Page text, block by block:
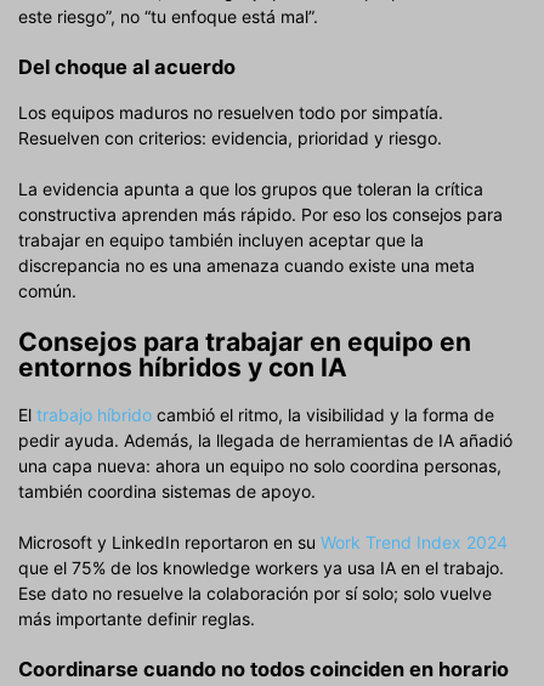
este riesgo”, no “tu enfoque está mal”.
Del choque al acuerdo
Los equipos maduros no resuelven todo por simpatía.
Resuelven con criterios: evidencia, prioridad y riesgo.
La evidencia apunta a que los grupos que toleran la crítica
constructiva aprenden más rápido. Por eso los consejos para
trabajar en equipo también incluyen aceptar que la
discrepancia no es una amenaza cuando existe una meta
común.
Consejos para trabajar en equipo en
entornos híbridos y con IA
El trabajo híbrido cambió el ritmo, la visibilidad y la forma de
pedir ayuda. Además, la llegada de herramientas de IA añadió
una capa nueva: ahora un equipo no solo coordina personas,
también coordina sistemas de apoyo.
Microsoft y LinkedIn reportaron en su Work Trend Index 2024
que el 75% de los knowledge workers ya usa IA en el trabajo.
Ese dato no resuelve la colaboración por sí solo; solo vuelve
más importante definir reglas.
Coordinarse cuando no todos coinciden en horario